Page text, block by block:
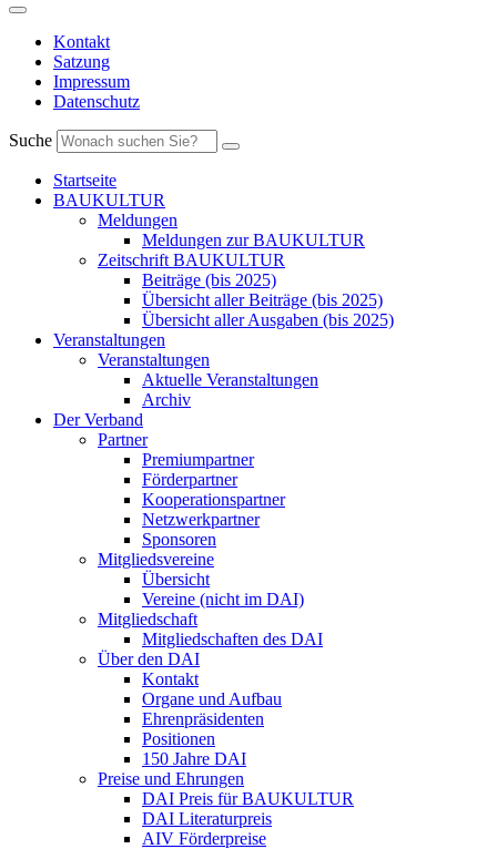
Kontakt
Satzung
Impressum
Datenschutz
Suche
Startseite
BAUKULTUR
Meldungen
Meldungen zur BAUKULTUR
Zeitschrift BAUKULTUR
Beiträge (bis 2025)
Übersicht aller Beiträge (bis 2025)
Übersicht aller Ausgaben (bis 2025)
Veranstaltungen
Veranstaltungen
Aktuelle Veranstaltungen
Archiv
Der Verband
Partner
Premiumpartner
Förderpartner
Kooperationspartner
Netzwerkpartner
Sponsoren
Mitgliedsvereine
Übersicht
Vereine (nicht im DAI)
Mitgliedschaft
Mitgliedschaften des DAI
Über den DAI
Kontakt
Organe und Aufbau
Ehrenpräsidenten
Positionen
150 Jahre DAI
Preise und Ehrungen
DAI Preis für BAUKULTUR
DAI Literaturpreis
AIV Förderpreise